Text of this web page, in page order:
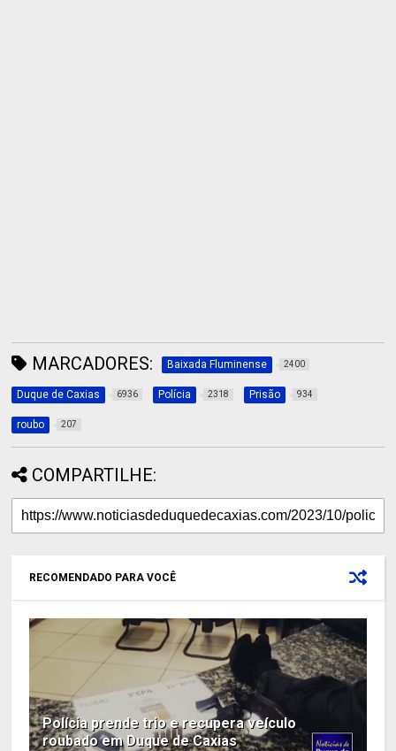
MARCADORES: Baixada Fluminense 2400
Duque de Caxias 6936 Polícia 2318 Prisão 934
roubo 207
COMPARTILHE:
RECOMENDADO PARA VOCÊ
Polícia prende trio e recupera veículo
roubado em Duque de Caxias